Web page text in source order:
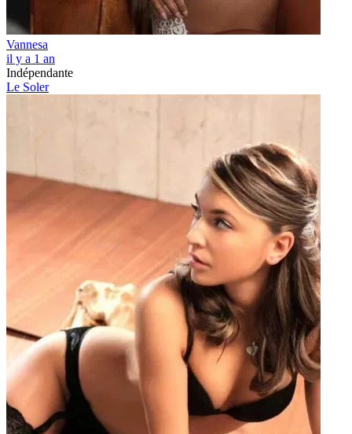
Vannesa
il y a 1 an
Indépendante
Le Soler